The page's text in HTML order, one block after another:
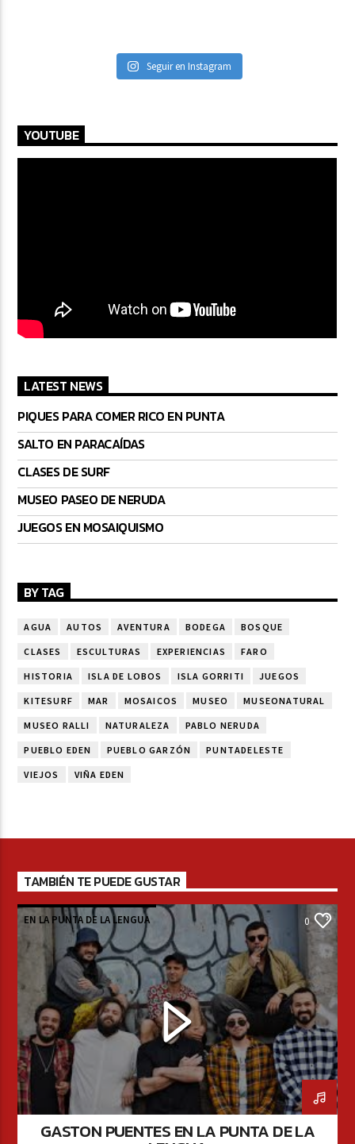
Seguir en Instagram
YOUTUBE
LATEST NEWS
PIQUES PARA COMER RICO EN PUNTA
SALTO EN PARACAÍDAS
CLASES DE SURF
MUSEO PASEO DE NERUDA
JUEGOS EN MOSAIQUISMO
BY TAG
AGUA AUTOS AVENTURA BODEGA BOSQUE
CLASES ESCULTURAS EXPERIENCIAS FARO
HISTORIA ISLA DE LOBOS ISLA GORRITI JUEGOS
KITESURF MAR MOSAICOS MUSEO MUSEONATURAL
MUSEO RALLI NATURALEZA PABLO NERUDA
PUEBLO EDEN PUEBLO GARZÓN PUNTADELESTE
VIEJOS VIÑA EDEN
TAMBIÉN TE PUEDE GUSTAR
EN LA PUNTA DE LA LENGUA 0
GASTON PUENTES EN LA PUNTA DE LA